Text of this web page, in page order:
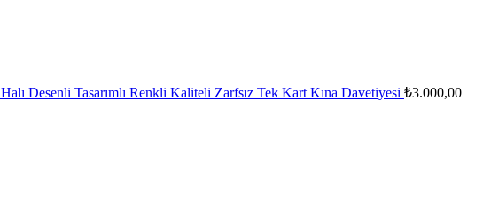
Halı Desenli Tasarımlı Renkli Kaliteli Zarfsız Tek Kart Kına Davetiyesi ₺3.000,00